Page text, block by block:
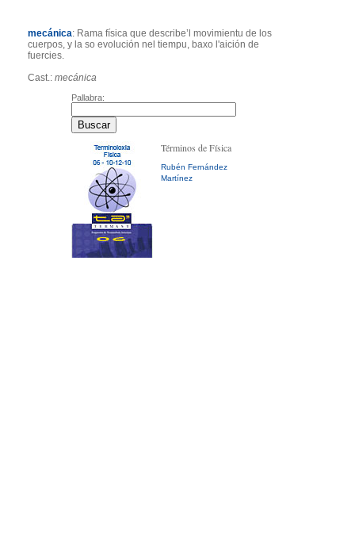
mecánica: Rama física que describe’l movimientu de los
cuerpos, y la so evolución nel tiempu, baxo l'aición de
fuercies.
Cast.: mecánica
Pallabra:
Términos de Física
Rubén Fernández
Martínez